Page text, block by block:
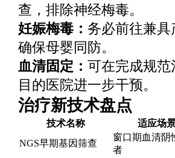
查，排除神经梅毒。
妊娠梅毒： 务必前往兼
确保母婴同防。
血清固定： 可在完成规
目的医院进一步干预。
治疗新技术盘点
技术名称 适应场
NGS早期基因筛查
窗口期血清阴
者